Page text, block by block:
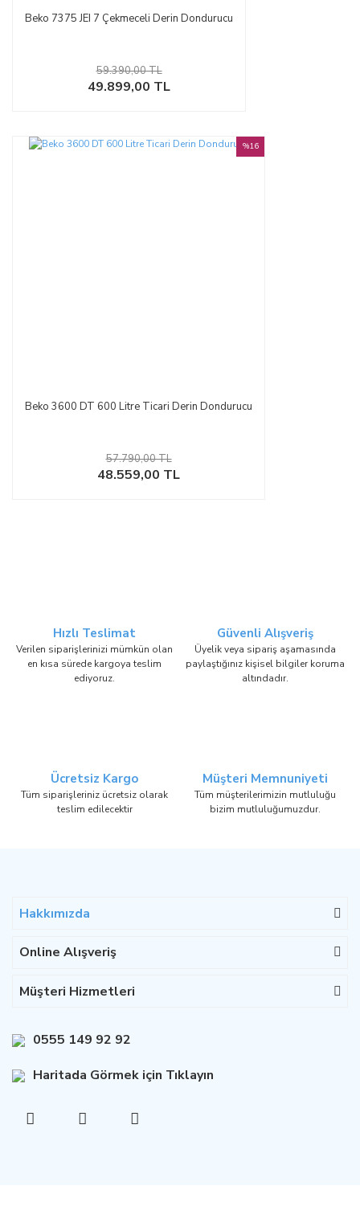
Beko 7375 JEI 7 Çekmeceli Derin Dondurucu
49.899,00 TL
59.390,00 TL
Beko 3600 DT 600 Litre Ticari Derin Dondurucu
%16
48.559,00 TL
57.790,00 TL
Hızlı Teslimat
Verilen siparişlerinizi mümkün olan
en kısa sürede kargoya teslim
ediyoruz.
Güvenli Alışveriş
Üyelik veya sipariş aşamasında
paylaştığınız kişisel bilgiler koruma
altındadır.
Ücretsiz Kargo
Tüm siparişleriniz ücretsiz olarak
teslim edilecektir
Müşteri Memnuniyeti
Tüm müşterilerimizin mutluluğu
bizim mutluluğumuzdur.
Hakkımızda
Online Alışveriş
Müşteri Hizmetleri
0555 149 92 92
Haritada Görmek için Tıklayın